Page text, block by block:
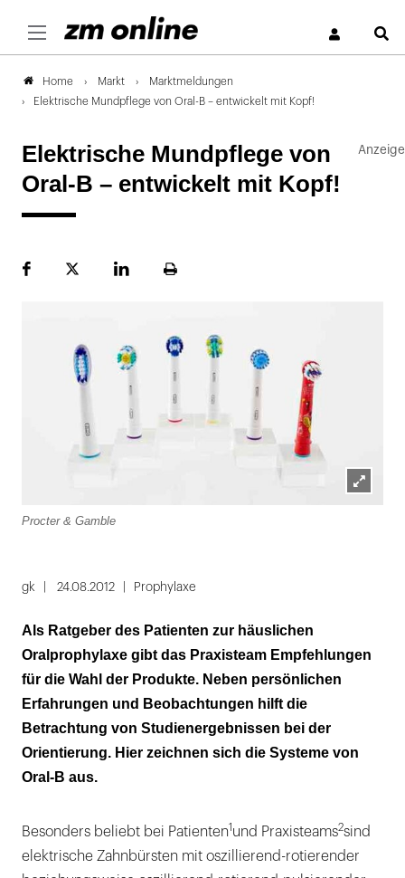
Home Markt
Marktmeldungen
Elektrische Mundpflege von Oral-B – entwickelt mit Kopf!
Elektrische Mundpflege von
Oral-B – entwickelt mit Kopf!
FacebookPlattformLinekdInSeite
Procter & Gamble
gk 24.08.2012 Prophylaxe
Als Ratgeber des Patienten zur häuslichen
Oralprophylaxe gibt das Praxisteam Empfehlungen
für die Wahl der Produkte. Neben persönlichen
Erfahrungen und Beobachtungen hilft die
Betrachtung von Studienergebnissen bei der
Orientierung. Hier zeichnen sich die Systeme von
Oral-B aus.
Besonders beliebt bei Patienten1und Praxisteams2sind
elektrische Zahnbürsten mit oszillierend-rotierender